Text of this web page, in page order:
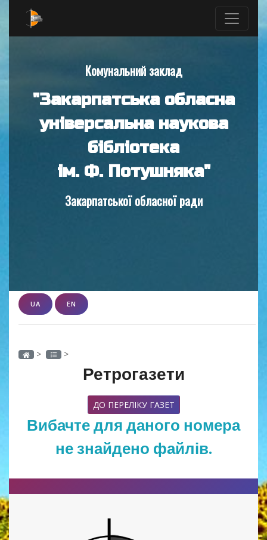
Комунальний заклад
"Закарпатська обласна
універсальна наукова
бібліотека
ім. Ф. Потушняка"
Закарпатської обласної ради
UA EN
> >
Ретрогазети
ДО ПЕРЕЛІКУ ГАЗЕТ
Вибачте для даного номера
не знайдено файлів.